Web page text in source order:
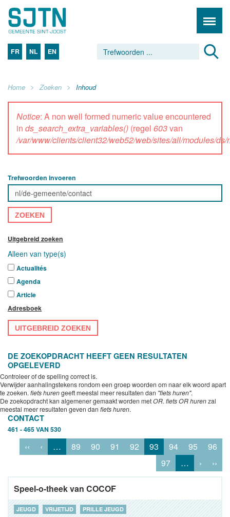
FR NL EN
Home Zoeken Inhoud
Notice: A non well formed numeric value encountered
in ds_search_extra_variables() (regel 603van
/var/www/clients/client32/web52/web/sites/all/modules/
Trefwoorden invoeren
ZOEKEN
Uitgebreid zoeken
Alleen van type(s)
Actualités
Agenda
Article
Adresboek
UITGEBREID ZOEKEN
DE ZOEKOPDRACHT HEEFT GEEN RESULTATEN
OPGELEVERD
Controleer of de spelling correct is.
Verwijder aanhalingstekens rondom een groep woorden om naar elk woord apart
te zoeken. fiets hurengeeft meestal meer resultaten dan "fiets huren".
De zoekopdracht kan algemener gemaakt worden metOR. fiets OR hurenzal
meestal meer resultaten geven dan fiets huren.
CONTACT
461 - 465 VAN 530
‹‹ ‹ … 89 90 91 92 93 94 95
96
97
… › ››
Speel-o-theek van COCOF
JEUGD VRIJETIJD PRILLE JEUGD